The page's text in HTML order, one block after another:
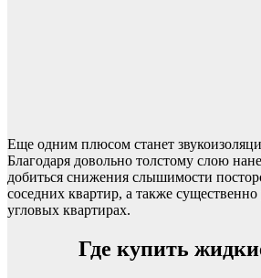
Еще одним плюсом станет
Благодаря довольно толстому слою
добиться снижения слышимости
соседних квартир, а также
угловых квартирах.
Где купить